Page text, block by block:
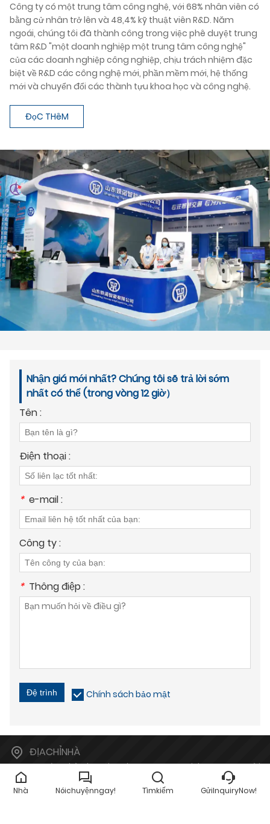
Công ty có một trung tâm công nghệ, với 68% nhân viên có
bằng cử nhân trở lên và 48,4% kỹ thuật viên R&D. Năm
ngoái, chúng tôi đã thành công trong việc phê duyệt trung
tâm R&D "một doanh nghiệp một trung tâm công nghệ"
của các doanh nghiệp công nghiệp, chịu trách nhiệm đặc
biệt về R&D các công nghệ mới, phần mềm mới, hệ thống
mới và chuyển đổi các thành tựu khoa học và công nghệ.
ĐọC THêM
Nhận giá mới nhất? Chúng tôi sẽ trả lời sớm
nhất có thể (trong vòng 12 giờ）
Tên :
Điện thoại :
* e-mail :
Công ty :
* Thông điệp :
Đệ trình Chính sách bảo mật
ĐỊACHỈNHÀ
10F, Tòa nhà Shanxin, Số 2066 Đường Qizhou, Quận Hoài
Âm, Tế Nam, Sơn Đông, Trung Quốc
Nhà Nóichuyệnngay! Tìmkiếm GửiInquiryNow!